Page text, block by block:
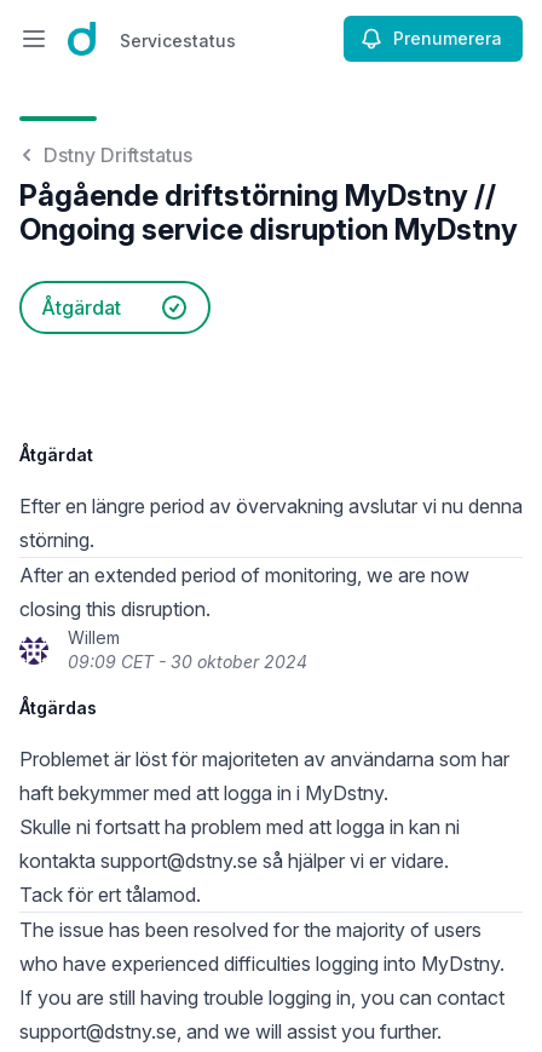
Öppna huvudmenyn
Servicestatus Prenumerera
Dstny Driftstatus
Pågående driftstörning MyDstny //
Ongoing service disruption MyDstny
Åtgärdat
Åtgärdat
Efter en längre period av övervakning avslutar vi nu denna
störning.
After an extended period of monitoring, we are now
closing this disruption.
Willem
09:09 CET - 30 oktober 2024
Åtgärdas
Problemet är löst för majoriteten av användarna som har
haft bekymmer med att logga in i MyDstny.
Skulle ni fortsatt ha problem med att logga in kan ni
kontakta support@dstny.se så hjälper vi er vidare.
Tack för ert tålamod.
The issue has been resolved for the majority of users
who have experienced difficulties logging into MyDstny.
If you are still having trouble logging in, you can contact
support@dstny.se, and we will assist you further.